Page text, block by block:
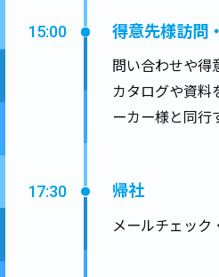
15:00 得意先様訪問
問い合わせや得
カタログや資料
ーカー様と同行
17:30 帰社
メールチェック